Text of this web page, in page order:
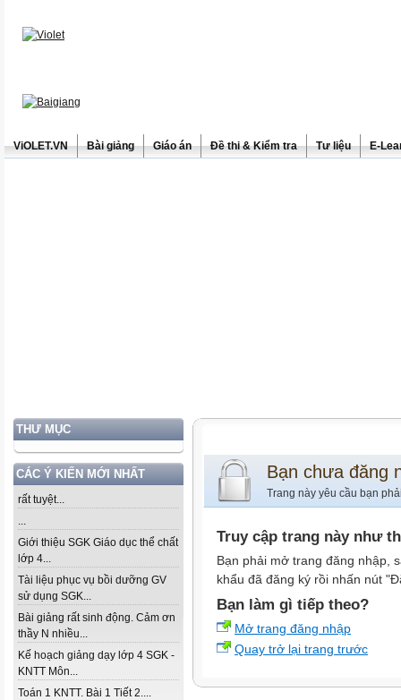
ViOLET.VN Bài giảng Giáo án Đề thi & Kiểm tra Tư liệu E-
THƯ MỤC
CÁC Ý KIẾN MỚI NHẤT
rất tuyệt...
...
Giới thiệu SGK Giáo dục thể chất
lớp 4...
Tài liệu phục vụ bồi dưỡng GV
sử dụng SGK...
Bài giảng rất sinh động. Cảm ơn
thầy N nhiều...
Kế hoạch giảng dạy lớp 4 SGK -
KNTT Môn...
Toán 1 KNTT. Bài 1 Tiết 2....
Bạn chưa đăng
Trang này yêu cầu bạn
Truy cập trang này như
Bạn phải mở trang đăng nhập,
khẩu đã đăng ký rồi nhấn nút
Bạn làm gì tiếp theo?
Mở trang đăng nhập
Quay trở lại trang trước